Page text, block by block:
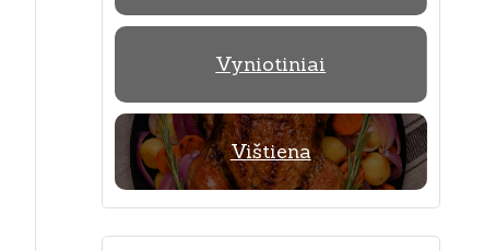
Vyniotiniai
Vištiena